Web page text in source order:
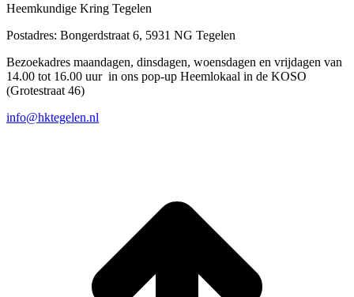
Heemkundige Kring Tegelen
Postadres: Bongerdstraat 6, 5931 NG Tegelen
Bezoekadres maandagen, dinsdagen, woensdagen en vrijdagen van
14.00 tot 16.00 uur in ons pop-up Heemlokaal in de KOSO
(Grotestraat 46)
info@hktegelen.nl